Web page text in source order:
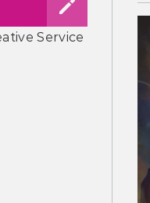
Service